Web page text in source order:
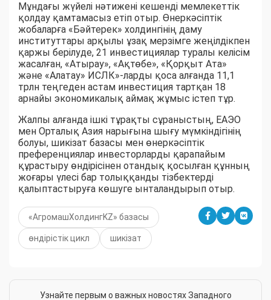
Мұндағы жүйелі нәтижені кешенді мемлекеттік
қолдау қамтамасыз етіп отыр. Өнеркәсіптік
жобаларға «Бәйтерек» холдингінің даму
институттары арқылы ұзақ мерзімге жеңілдікпен
қаржы берілуде, 21 инвестициялар туралы келісім
жасалған, «Атырау», «Ақтөбе», «Қорқыт Ата»
және «Алатау» ИСЛК»-ларды қоса алғанда 11,1
трлн теңгеден астам инвестиция тартқан 18
арнайы экономикалық аймақ жұмыс істеп тұр.
Жалпы алғанда ішкі тұрақты сұраныстың, ЕАЭО
мен Орталық Азия нарығына шығу мүмкіндігінің
болуы, шикізат базасы мен өнеркәсіптік
преференциялар инвесторларды қарапайым
құрастыру өндірісінен отандық қосылған құнның
жоғары үлесі бар толыққанды тізбектерді
қалыптастыруға көшуге ынталандырып отыр.
«АгромашХолдингKZ» базасы
өндірістік цикл шикізат
Узнайте первым о важных новостях Западного